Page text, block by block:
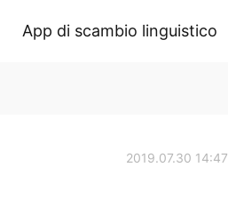
App di scambio linguistico
2019.07.30 14:47